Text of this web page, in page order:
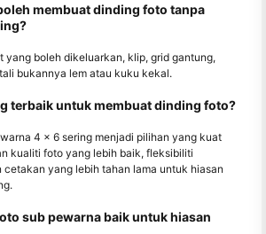
membuat dinding foto tanpa
yang boleh dikeluarkan, klip, grid gantung,
bukannya lem atau kuku kekal.
terbaik untuk membuat dinding foto?
4 × 6 sering menjadi pilihan yang kuat
kualiti foto yang lebih baik, fleksibiliti
cetakan yang lebih tahan lama untuk hiasan
sub pewarna baik untuk hiasan